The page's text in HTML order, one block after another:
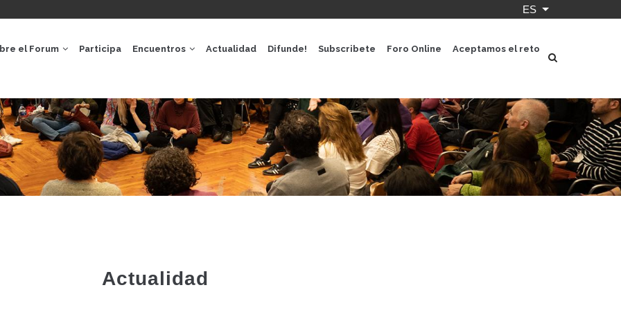
ES Lista adicional
el Forum Participa Encuentros Actualidad Difunde! Subscribete Foro Online Aceptamos el reto
Actualidad